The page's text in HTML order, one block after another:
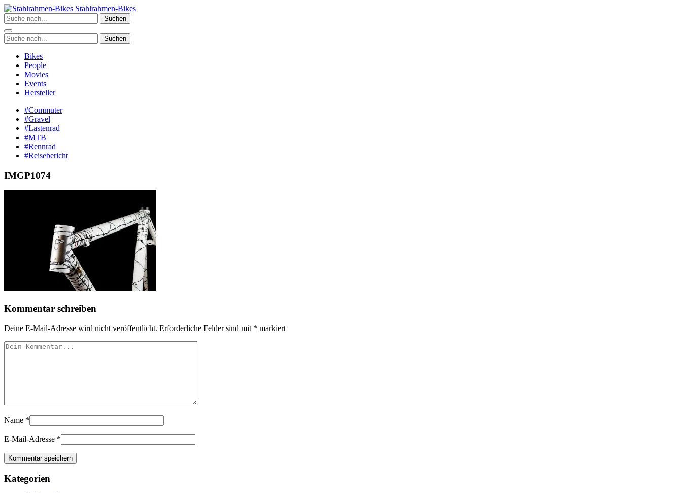
Zum
Inhalt
springen
Stahlrahmen-Bikes
Suchen
Suchen
Bikes
People
Movies
Events
Hersteller
#Commuter
#Gravel
#Lastenrad
#MTB
#Rennrad
#Reisebericht
IMGP1074
Kommentar schreiben
Deine E-Mail-Adresse wird nicht veröffentlicht. Erforderliche Felder sind mit * markiert
Name *
E-Mail-Adresse *
Kategorien